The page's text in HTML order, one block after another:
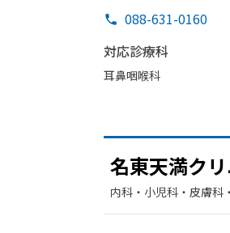
088-631-0160
対応診療科
耳鼻咽喉科
名東天満ク
内科・​小児科・​皮膚科